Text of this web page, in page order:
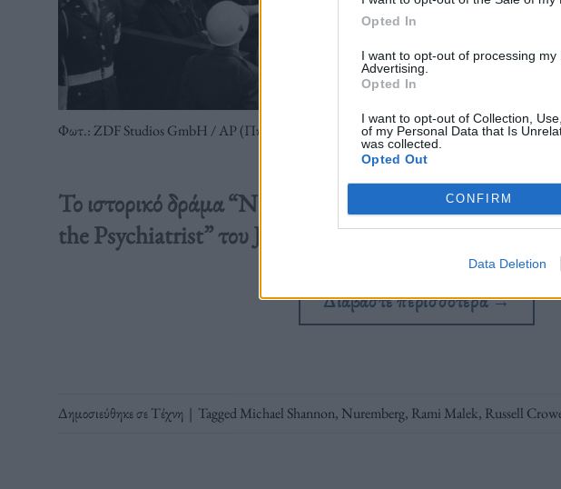
Opted In
I want to opt-out of processing
Advertising.
Opted In
I want to opt-out of Collection,
of my Personal Data that Is
was collected.
Opted Out
CONFIRM
Data Deletion
Φωτ.: ZDF Studios GmbH / AP (Πηγή: Britannica)
Το ιστορικό δράμα “Nuremberg” είναι βασισμένο στο
the Psychiatrist” του Jack El-Hai που κυκλοφόρησε το
Διαβάστε περισσότερα→
Δημοσιεύθηκε σεΤέχνη | TaggedMichael Shannon, Nuremberg, Rami Malek, Russell